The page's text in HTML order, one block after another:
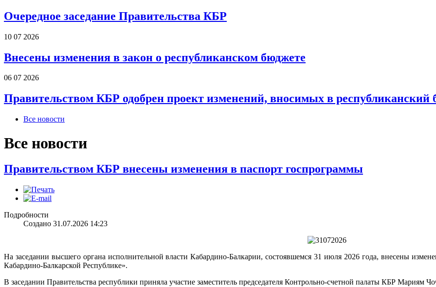
Очередное заседание Правительства КБР
10 07 2026
Внесены изменения в закон о республиканском бюджете
06 07 2026
Правительством КБР одобрен проект изменений, вносимых в республиканский
Все новости
Все новости
Правительством КБР внесены изменения в паспорт госпрограммы
Подробности
Создано 31.07.2026 14:23
На заседании высшего органа исполнительной власти Кабардино-Балкарии, состоявшемся 31 июля 2026 года, внесены
Кабардино-Балкарской Республике».
В заседании Правительства республики приняла участие заместитель председателя Контрольно-счетной палаты КБР Мариям